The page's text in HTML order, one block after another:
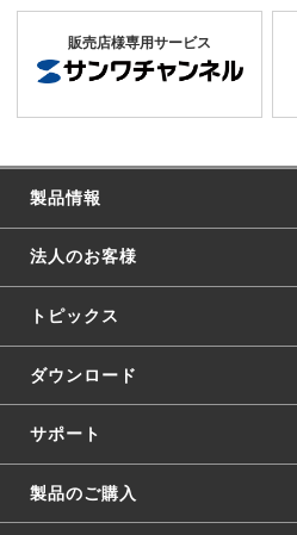
販売店様専用サービス
製品情報
法人のお客様
トピックス
ダウンロード
サポート
製品のご購入